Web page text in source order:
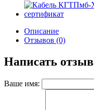
Описание
Отзывов (0)
Написать отзыв
Ваше имя: